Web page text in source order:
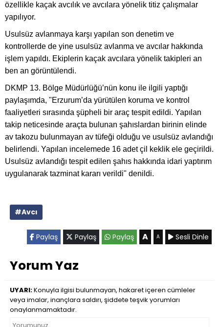
özellikle kaçak avcılık ve avcılara yönelik titiz çalışmalar
yapılıyor.
Usulsüz avlanmaya karşı yapılan son denetim ve
kontrollerde de yine usulsüz avlanma ve avcılar hakkında
işlem yapıldı. Ekiplerin kaçak avcılara yönelik takipleri an
ben an görüntülendi.
DKMP 13. Bölge Müdürlüğü’nün konu ile ilgili yaptığı
paylaşımda, "Erzurum’da yürütülen koruma ve kontrol
faaliyetleri sırasında şüpheli bir araç tespit edildi. Yapılan
takip neticesinde araçta bulunan şahıslardan birinin elinde
av takozu bulunmayan av tüfeği olduğu ve usulsüz avlandığı
belirlendi. Yapılan incelemede 16 adet çil keklik ele geçirildi.
Usulsüz avlandığı tespit edilen şahıs hakkında idari yaptırım
uygulanarak tazminat kararı verildi" denildi.
#Avcı
Paylaş Paylaş Paylaş A A Sesli Dinle
Yorum Yaz
UYARI:Konuyla ilgisi bulunmayan, hakaret içeren cümleler
veya imalar, inançlara saldırı, şiddete teşvik yorumları
onaylanmamaktadır.